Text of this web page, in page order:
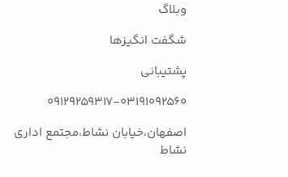
وبلاگ
شگفت انگیزها
پشتیبانی
09129259317-03191092560
اصفهان،خیابان نشاط،مجتمع اداری
نشاط